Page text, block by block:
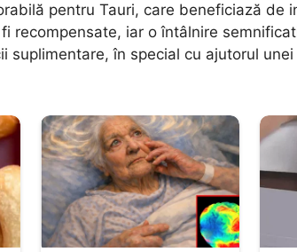
pentru Tauri, care beneficiază de
recompensate, iar o întâlnire
suplimentare, în special cu ajutorul unei